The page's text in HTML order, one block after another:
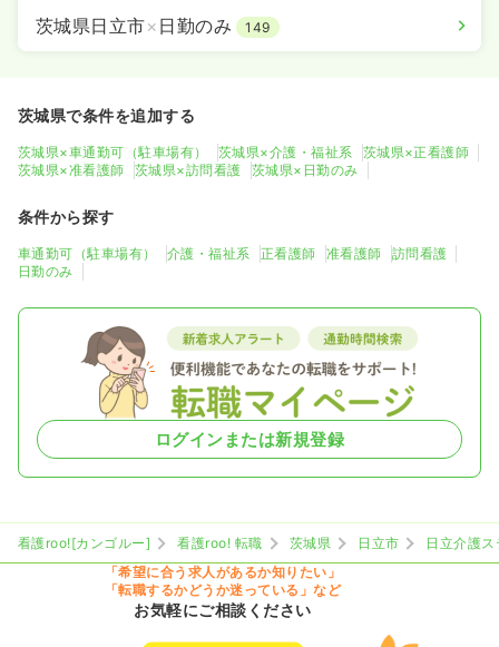
茨城県日立市× 日勤のみ 149
茨城県で条件を追加する
茨城県×車通勤可（駐車場有） 茨城県×介護・福祉系
茨城県×正看護師
茨城県×准看護師
茨城県×訪問看護 茨城県×日勤のみ
条件から探す
車通勤可（駐車場有） 介護・福祉系 正看護師 准看護師
訪問看護
日勤のみ
ログインまたは新規登録
看護roo![カンゴルー] 看護roo! 転職 茨城県 日立市
日立介護
「希望に合う求人があるか知りたい」
「転職するかどうか迷っている」など
お気軽にご相談ください